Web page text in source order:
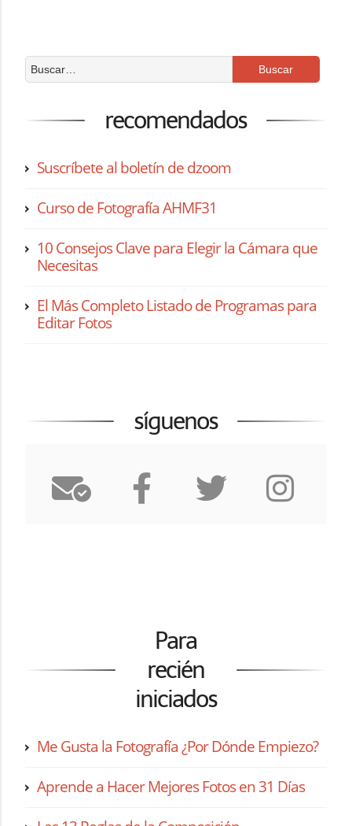
recomendados
Suscríbete al boletín de dzoom
Curso de Fotografía AHMF31
10 Consejos Clave para Elegir la Cámara que
Necesitas
El Más Completo Listado de Programas para
Editar Fotos
síguenos
Para
recién
iniciados
Me Gusta la Fotografía ¿Por Dónde Empiezo?
Aprende a Hacer Mejores Fotos en 31 Días